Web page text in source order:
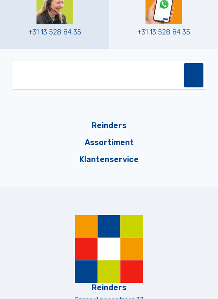
+31 13 528 84 35 +31 13 528 84 35
Reinders
Assortiment
Klantenservice
Reinders